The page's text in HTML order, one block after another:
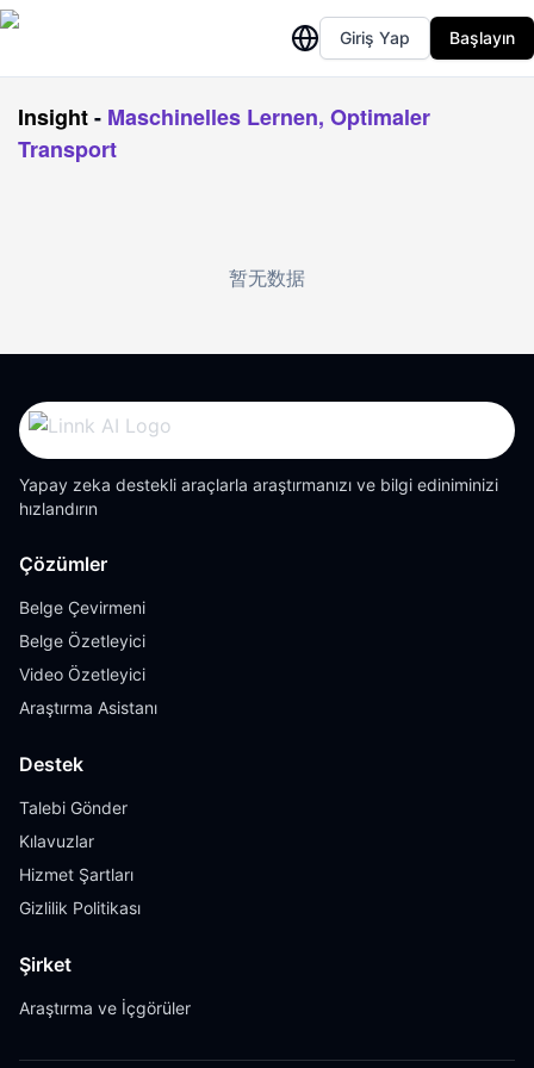
Giriş Yap Başlayın
Insight- Maschinelles Lernen, Optimaler
Transport
暂无数据
Yapay zeka destekli araçlarla araştırmanızı ve bilgi ediniminizi
hızlandırın
Çözümler
Belge Çevirmeni
Belge Özetleyici
Video Özetleyici
Araştırma Asistanı
Destek
Talebi Gönder
Kılavuzlar
Hizmet Şartları
Gizlilik Politikası
Şirket
Araştırma ve İçgörüler